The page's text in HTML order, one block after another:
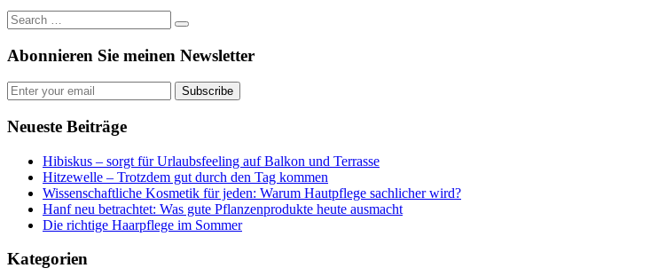
Abonnieren Sie meinen Newsletter
Subscribe
Neueste Beiträge
Hibiskus – sorgt für Urlaubsfeeling auf Balkon und Terrasse
Hitzewelle – Trotzdem gut durch den Tag kommen
Wissenschaftliche Kosmetik für jeden: Warum Hautpflege sachlicher wird?
Hanf neu betrachtet: Was gute Pflanzenprodukte heute ausmacht
Die richtige Haarpflege im Sommer
Kategorien